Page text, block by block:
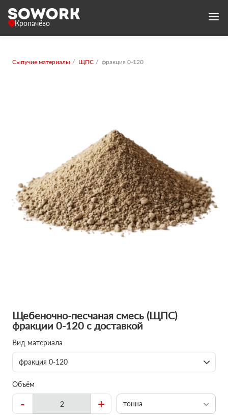
Кропачёво
Сыпучие материалы ЩПС фракция 0-120
Щебеночно-песчаная смесь (ЩПС)
фракции 0-120 с доставкой
Вид материала
фракция 0-120
Объём
- + тонна